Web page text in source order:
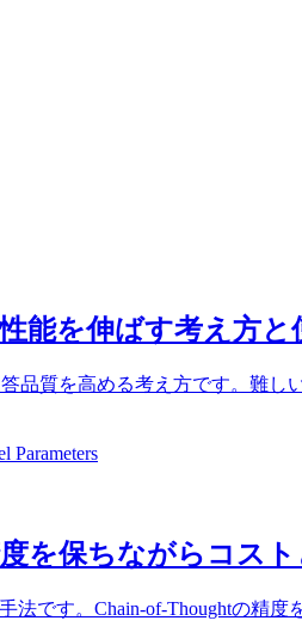
能を伸ばす考え方と
質を高める考え方です。難
Parameters
を保ちながらコス
です。Chain-of-Thoughtの精